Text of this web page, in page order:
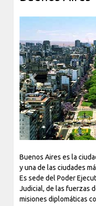
Previous
Buenos Aires es la
y una de las ciudades
Es sede del Poder
Judicial, de las fuerzas
misiones diplomáticas